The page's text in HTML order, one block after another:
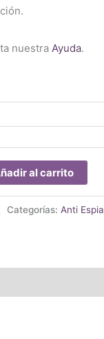
nuestra Ayuda.
al carrito
Categorías: Anti Espia